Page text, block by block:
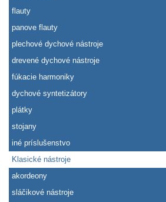
flauty
panove flauty
plechové dychové nástroje
drevené dychové nástroje
fúkacie harmoniky
dychové syntetizátory
plátky
stojany
iné príslušenstvo
Klasické nástroje
akordeony
sláčikové nástroje